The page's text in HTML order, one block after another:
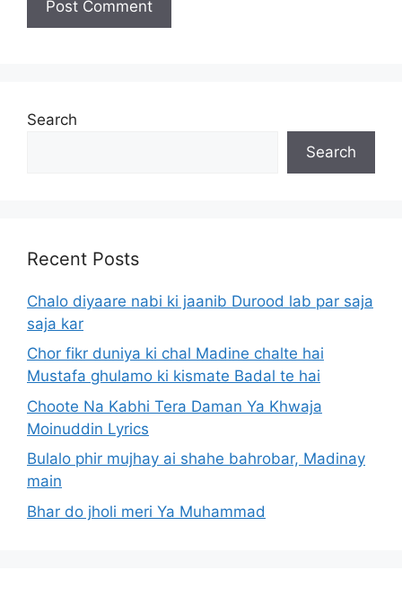
Search
Search
Recent Posts
Chalo diyaare nabi ki jaanib Durood lab par saja
saja kar
Chor fikr duniya ki chal Madine chalte hai
Mustafa ghulamo ki kismate Badal te hai
Choote Na Kabhi Tera Daman Ya Khwaja
Moinuddin Lyrics
Bulalo phir mujhay ai shahe bahrobar, Madinay
main
Bhar do jholi meri Ya Muhammad